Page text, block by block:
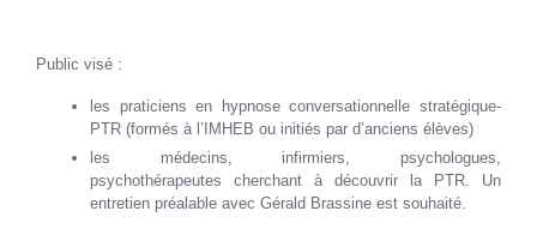
Public visé :
les praticiens en hypnose conversationnelle stratégique-
PTR (formés à l’IMHEB ou initiés par d’anciens élèves)
les médecins, infirmiers, psychologues,
psychothérapeutes cherchant à découvrir la PTR. Un
entretien préalable avec Gérald Brassine est souhaité.